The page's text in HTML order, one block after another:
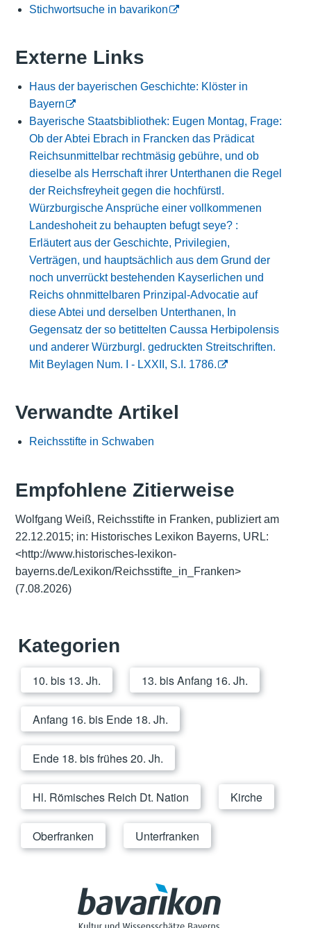
Stichwortsuche in bavarikon
Externe Links
Haus der bayerischen Geschichte: Klöster in
Bayern
Bayerische Staatsbibliothek: Eugen Montag, Frage:
Ob der Abtei Ebrach in Francken das Prädicat
Reichsunmittelbar rechtmäsig gebühre, und ob
dieselbe als Herrschaft ihrer Unterthanen die Regel
der Reichsfreyheit gegen die hochfürstl.
Würzburgische Ansprüche einer vollkommenen
Landeshoheit zu behaupten befugt seye? :
Erläutert aus der Geschichte, Privilegien,
Verträgen, und hauptsächlich aus dem Grund der
noch unverrückt bestehenden Kayserlichen und
Reichs ohnmittelbaren Prinzipal-Advocatie auf
diese Abtei und derselben Unterthanen, In
Gegensatz der so betittelten Caussa Herbipolensis
und anderer Würzburgl. gedruckten Streitschriften.
Mit Beylagen Num. I - LXXII, S.I. 1786.
Verwandte Artikel
Reichsstifte in Schwaben
Empfohlene Zitierweise
Wolfgang Weiß, Reichsstifte in Franken, publiziert am
22.12.2015; in: Historisches Lexikon Bayerns, URL:
<http://www.historisches-lexikon-
bayerns.de/Lexikon/Reichsstifte_in_Franken>
(7.08.2026)
Kategorien
10. bis 13. Jh. 13. bis Anfang 16. Jh.
Anfang 16. bis Ende 18. Jh.
Ende 18. bis frühes 20. Jh.
Hl. Römisches Reich Dt. Nation Kirche
Oberfranken Unterfranken